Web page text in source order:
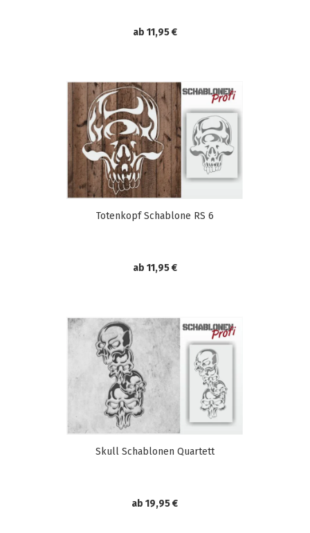
ab 11,95 €
Totenkopf Schablone RS 6
ab 11,95 €
Skull Schablonen Quartett
ab 19,95 €